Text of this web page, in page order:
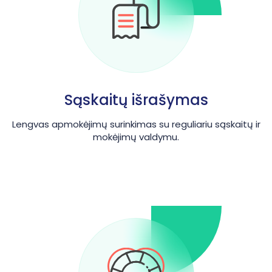
Sąskaitų išrašymas
Lengvas apmokėjimų surinkimas su reguliariu sąskaitų ir
mokėjimų valdymu.